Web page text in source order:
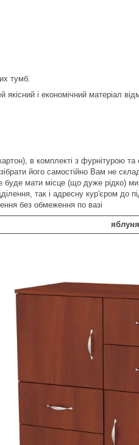
тумб.
і економічний матеріал
в комплекті з фурнітурою та
його самостійно Вам не
мати місце (що дуже рідко) ми
так і адресну кур'єром до
без обмеження по вазі
яблуня